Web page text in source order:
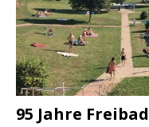
95 Jahre